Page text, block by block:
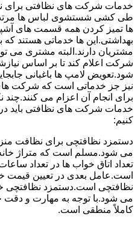
خدمات شرکت های نظافتی
طی کشی شستشوی لباس ها مرتب
ها تمیز کردن همه قسمت های
بهداشتی.این ها خدماتی هستند
مشتریان دارند.البته مشتری می
شرکت اعلام کند تا بر اساس
شود.تعویض لامپ ها باغبانی
نیز جز خدماتی است که شرکت
برای انجام آن اعزام می کنند.چند
خدمات شرکت های نظافتی باید در
کنیم:
دستمزد نظافتچی برای نظافت
می شود.مسلم است که متراژ
تعداد اتاق خواب ها در تعداد
است.عامل بعدی در تعیین
نظافتچی است.دستمزد نظافتچی
می شود.با توجه به مهارت و دقت
کاملاً منطقی است.